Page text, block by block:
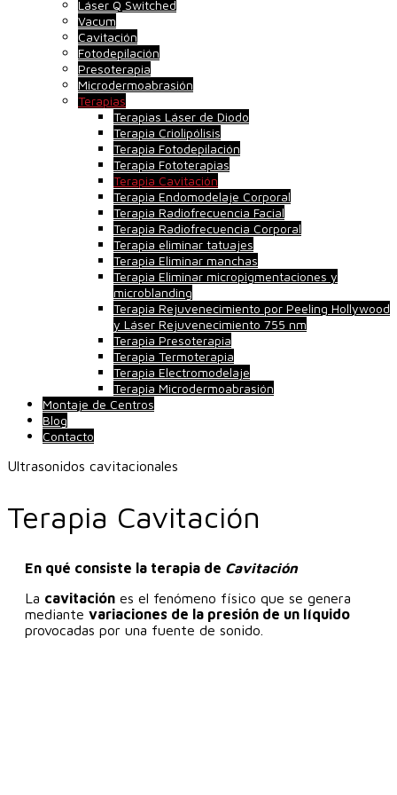
Láser Q Switched
Vacum
Cavitación
Fotodepilación
Presoterapia
Microdermoabrasión
Terapias
Terapias Láser de Diodo
Terapia Criolipólisis
Terapia Fotodepilación
Terapia Fototerapias
Terapia Cavitación
Terapia Endomodelaje Corporal
Terapia Radiofrecuencia Facial
Terapia Radiofrecuencia Corporal
Terapia eliminar tatuajes
Terapia Eliminar manchas
Terapia Eliminar micropigmentaciones y
microblanding
Terapia Rejuvenecimiento por Peeling Hollywood
y Láser Rejuvenecimiento 755 nm
Terapia Presoterapia
Terapia Termoterapia
Terapia Electromodelaje
Terapia Microdermoabrasión
Montaje de Centros
Blog
Contacto
Ultrasonidos cavitacionales
Terapia Cavitación
En qué consiste la terapia de Cavitación
La cavitación es el fenómeno físico que se genera
mediante variaciones de la presión de un líquido
provocadas por una fuente de sonido.